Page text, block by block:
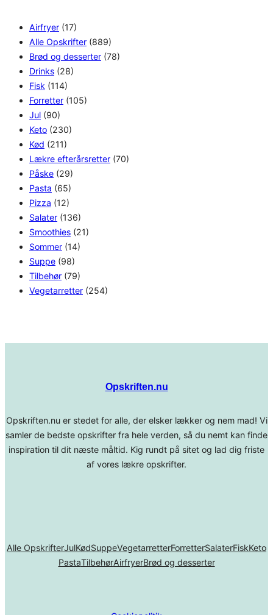
Airfryer (17)
Alle Opskrifter (889)
Brød og desserter (78)
Drinks (28)
Fisk (114)
Forretter (105)
Jul (90)
Keto (230)
Kød (211)
Lækre efterårsretter (70)
Påske (29)
Pasta (65)
Pizza (12)
Salater (136)
Smoothies (21)
Sommer (14)
Suppe (98)
Tilbehør (79)
Vegetarretter (254)
Opskriften.nu
Opskriften.nu er stedet for alle, der elsker lækker og nem mad! Vi
samler de bedste opskrifter fra hele verden, så du nemt kan finde
inspiration til dit næste måltid. Kig rundt på sitet og lad dig friste
af vores lækre opskrifter.
Alle OpskrifterJulKødSuppeVegetarretterForretterSalaterFiskKeto
PastaTilbehørAirfryerBrød og desserter